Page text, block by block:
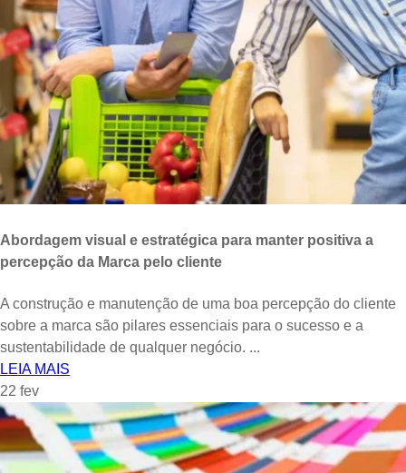
Abordagem visual e estratégica para manter positiva a
percepção da Marca pelo cliente
A construção e manutenção de uma boa percepção do cliente
sobre a marca são pilares essenciais para o sucesso e a
sustentabilidade de qualquer negócio. ...
LEIA MAIS
22 fev